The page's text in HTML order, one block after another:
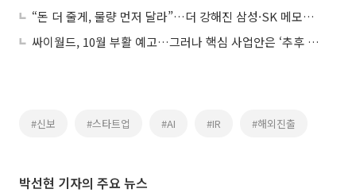
“돈 더 줄게, 물량 먼저 달라”…더 강해진 삼성·SK 메모리 LTA
싸이월드, 10월 부활 예고…그러나 핵심 사업안은 ‘추후 공개’
#신보 #스타트업 #AI #IR #해외진출
박선현 기자의 주요 뉴스